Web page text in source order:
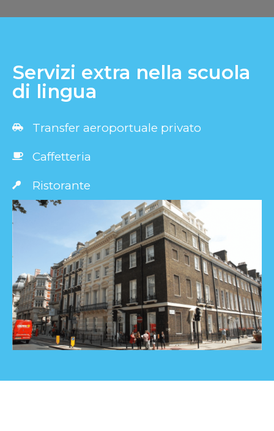
Servizi extra nella scuola
di lingua
Transfer aeroportuale privato
Caffetteria
Ristorante